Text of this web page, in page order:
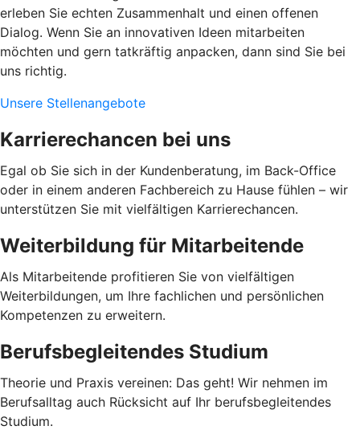
erleben Sie echten Zusammenhalt und einen offenen
Dialog. Wenn Sie an innovativen Ideen mitarbeiten
möchten und gern tatkräftig anpacken, dann sind Sie bei
uns richtig.
Unsere Stellenangebote
Karrierechancen bei uns
Egal ob Sie sich in der Kundenberatung, im Back-Office
oder in einem anderen Fachbereich zu Hause fühlen – wir
unterstützen Sie mit vielfältigen Karrierechancen.
Weiterbildung für Mitarbeitende
Als Mitarbeitende profitieren Sie von vielfältigen
Weiterbildungen, um Ihre fachlichen und persönlichen
Kompetenzen zu erweitern.
Berufsbegleitendes Studium
Theorie und Praxis vereinen: Das geht! Wir nehmen im
Berufsalltag auch Rücksicht auf Ihr berufsbegleitendes
Studium.